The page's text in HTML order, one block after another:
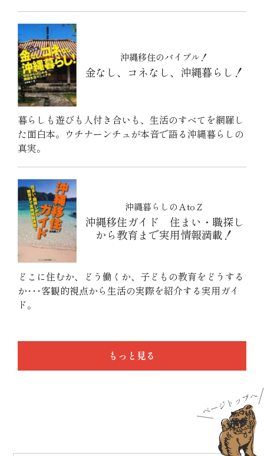
沖縄移住のバイブル！
金なし、コネなし、沖縄暮らし！
暮らしも遊びも人付き合いも、生活のすべてを網羅し
た面白本。ウチナーンチュが本音で語る沖縄暮らしの
真実。
沖縄暮らしのＡtoＺ
沖縄移住ガイド 住まい・職探し
から教育まで実用情報満載！
どこに住むか、どう働くか、子どもの教育をどうする
か･･･客観的視点から生活の実際を紹介する実用ガイ
ド。
もっと見る